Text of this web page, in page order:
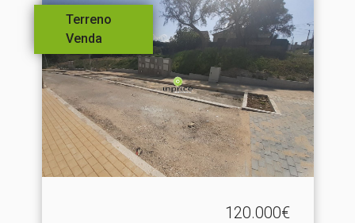
Terreno
Venda
120.000€